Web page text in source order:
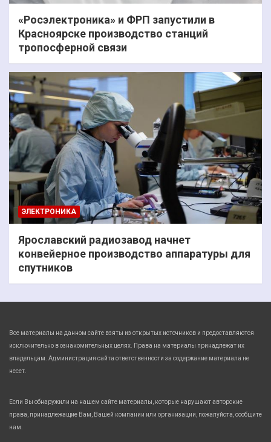
«Росэлектроника» и ФРП запустили в
Красноярске производство станций
тропосферной связи
ЭЛЕКТРОНИКА
Ярославский радиозавод начнет
конвейерное производство аппаратуры для
спутников
Все материалы на данном сайте взяты из открытых источников и предоставляются
исключительно в ознакомительных целях. Права на материалы принадлежат их
владельцам. Администрация сайта ответственности за содержание материала не
несет.
Если Вы обнаружили на нашем сайте материалы, которые нарушают авторские
права, принадлежащие Вам, Вашей компании или организации, пожалуйста, сообщите
нам.